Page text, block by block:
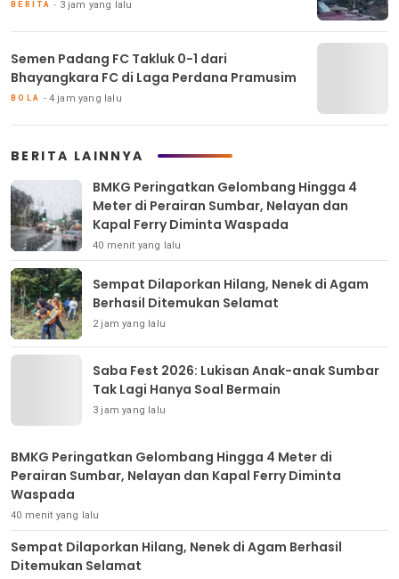
BERITA 3 jam yang lalu
Semen Padang FC Takluk 0-1 dari
Bhayangkara FC di Laga Perdana Pramusim
BOLA 4 jam yang lalu
BERITA LAINNYA
BMKG Peringatkan Gelombang Hingga 4
Meter di Perairan Sumbar, Nelayan dan
Kapal Ferry Diminta Waspada
40 menit yang lalu
Sempat Dilaporkan Hilang, Nenek di Agam
Berhasil Ditemukan Selamat
2 jam yang lalu
Saba Fest 2026: Lukisan Anak-anak Sumbar
Tak Lagi Hanya Soal Bermain
3 jam yang lalu
BMKG Peringatkan Gelombang Hingga 4 Meter di
Perairan Sumbar, Nelayan dan Kapal Ferry Diminta
Waspada
40 menit yang lalu
Sempat Dilaporkan Hilang, Nenek di Agam Berhasil
Ditemukan Selamat